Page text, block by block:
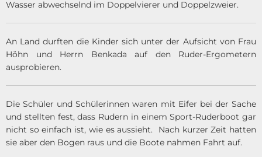
Wasser abwechselnd im Doppelvierer und Doppelzweier.
An Land durften die Kinder sich unter der Aufsicht von Frau
Höhn und Herrn Benkada auf den Ruder-Ergometern
ausprobieren.
Die Schüler und Schülerinnen waren mit Eifer bei der Sache
und stellten fest, dass Rudern in einem Sport-Ruderboot gar
nicht so einfach ist, wie es aussieht. Nach kurzer Zeit hatten
sie aber den Bogen raus und die Boote nahmen Fahrt auf.